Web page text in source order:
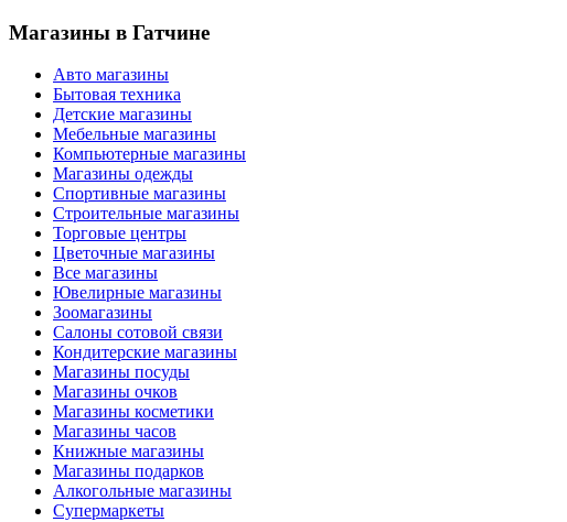
Магазины в Гатчине
Авто магазины
Бытовая техника
Детские магазины
Мебельные магазины
Компьютерные магазины
Магазины одежды
Спортивные магазины
Строительные магазины
Торговые центры
Цветочные магазины
Все магазины
Ювелирные магазины
Зоомагазины
Салоны сотовой связи
Кондитерские магазины
Магазины посуды
Магазины очков
Магазины косметики
Магазины часов
Книжные магазины
Магазины подарков
Алкогольные магазины
Супермаркеты